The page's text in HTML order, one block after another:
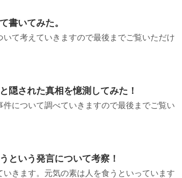
書いてみた。
て考えていきますので最後までご覧いただけ
隠された真相を憶測してみた！
について調べていきますので最後までご覧い
という発言について考察！
きます。元気の素は人を食うといっています